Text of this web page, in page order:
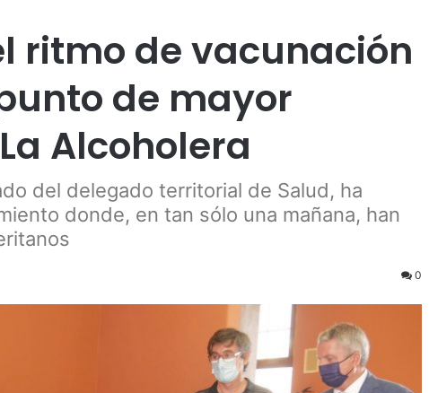
ritmo de vacunación
de mayor
Alcoholera
del delegado territorial de Salud, ha
donde, en tan sólo una mañana, han
0